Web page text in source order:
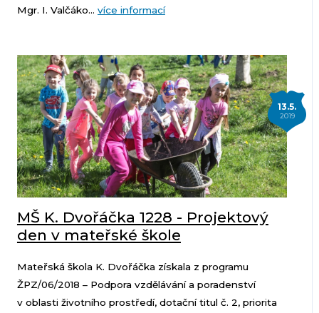
Mgr. I. Valčáko... více informací
13.5.
2019
MŠ K. Dvořáčka 1228 - Projektový
den v mateřské škole
Mateřská škola K. Dvořáčka získala z programu
ŽPZ/06/2018 – Podpora vzdělávání a poradenství
v oblasti životního prostředí, dotační titul č. 2, priorita